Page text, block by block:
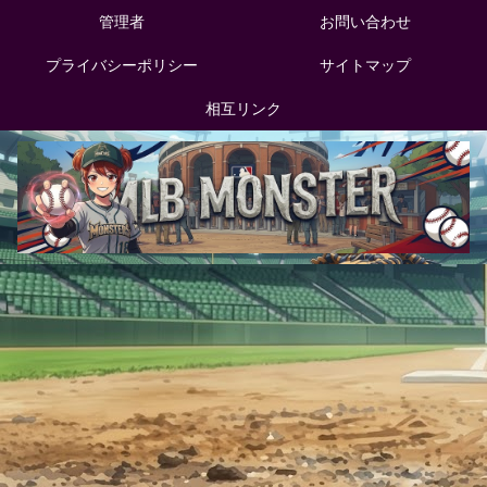
管理者 お問い合わせ
プライバシーポリシー サイトマップ
相互リンク